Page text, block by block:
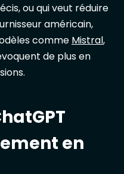
ou qui veut réduire
américain,
comme Mistral,
de plus en
en